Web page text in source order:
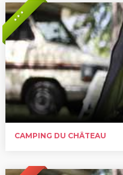
* * *
CAMPING DU CHÂTEAU